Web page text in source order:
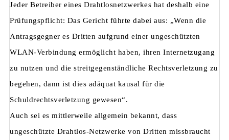
Jeder Betreiber eines Drahtlosnetzwerkes hat deshalb eine
Prüfungspflicht: Das Gericht führte dabei aus: „Wenn die
Antragsgegner es Dritten aufgrund einer ungeschützten
WLAN-Verbindung ermöglicht haben, ihren Internetzugang
zu nutzen und die streitgegenständliche Rechtsverletzung zu
begehen, dann ist dies adäquat kausal für die
Schuldrechtsverletzung gewesen“.
Auch sei es mittlerweile allgemein bekannt, dass
ungeschützte Drahtlos-Netzwerke von Dritten missbraucht